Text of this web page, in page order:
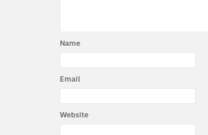
Name
Email
Website